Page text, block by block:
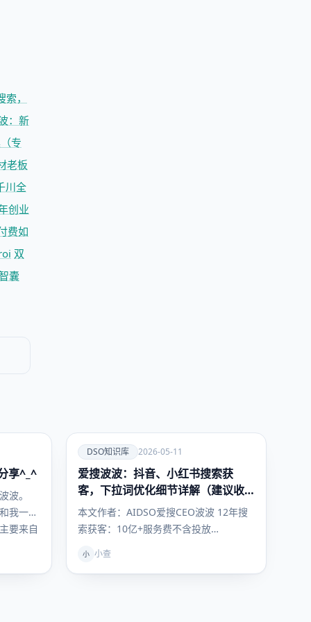
，
：新
专
老板
川全
创业
费如
双
囊
享^_^
波。
我一
要来自
爱
DSO知识
库
DSO知识库 2026-05-11
爱搜波波：抖音、小红书搜索获
客，下拉词优化细节详解（建议收
藏）
本文作者：AIDSO爱搜CEO波波 12年搜
索获客：10亿+服务费不含投放
小 小查